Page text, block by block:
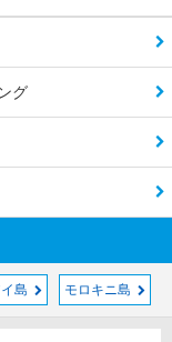
グ
島 モロキニ島